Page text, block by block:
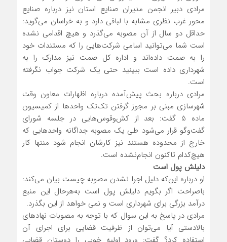
مرادی دبیر انجمن مدیران صنایع استان نیز درباره صنایع
محور غرب نظری مشابه با لبافی دارد و به خراسان می‌گوید:
حداقل دو سال از آن مصوبه می‌گذرد و هیچ اقدامی نشده
است شما می‌توانید اسامی شرکت‌هایی را که مستندات خود
را به صمت داده‌اند و اداره کل صمت نیز مدارک را به
شهرداری داده است ببینید حتی یک شرکت جواب نگرفته
است.
مرادی درباره بحث پیش‌آمده درباره اظهارات معاون وقت
شهرسازی مبنی بر مجوز گرفتن تک‌تک واحدها از کمیسیون
ماده 5 گفت: بعد از کش‌وقوس‌هایی در جلسه شورای
گفت‌وگو قرار می‌شود طی یک مصوبه جداگانه واحدهایی که
خارج از محدوده هستند نیز کارشان انجام شود منتها کار
هیچ‌کدام تاکنون انجام‌نشده است.
دلیلش پول است
او درباره این‌که دلیل اجرا نشدن مصوبه چیست بیان می‌کند:
باصراحت اگر بگویم دلیلش پول است به‌هرحال این منبع
درآمد بزرگی برای شهرداری است و نمی خواهد از این بگذرد.
مرادی در پاسخ به این سوال که با توجه به مصوبات نهادهای
بالادستی آیا می‌توان از ظرفیت قضایی برای اجرای آن